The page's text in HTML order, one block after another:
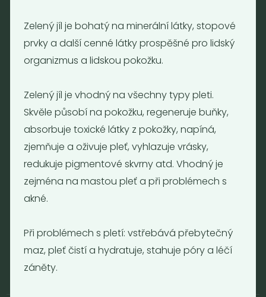
128 00
Tel.: (+420) 723 736 413
Email:info@nebaleno.eu
Otevírací doba
Pondělí - Pátek 12:00 - 19:30
Sobota 10:00 - 16:00
Provozní informace
Obchodní podmínky
GDPR
Kolektiv
Zelený jíl je bohatý na minerální látky, stopové
prvky a další cenné látky prospěšné pro lidský
organizmus a lidskou pokožku.
Zelený jíl je vhodný na všechny typy pleti.
Skvěle působí na pokožku, regeneruje buňky,
absorbuje toxické látky z pokožky, napíná,
zjemňuje a oživuje pleť, vyhlazuje vrásky,
redukuje pigmentové skvrny atd. Vhodný je
zejména na mastou pleť a při problémech s
akné.
Při problémech s pletí: vstřebává přebytečný
maz, pleť čistí a hydratuje, stahuje póry a léčí
záněty.